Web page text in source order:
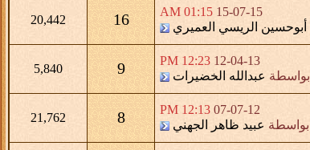
15-07-15
01:15 AM
أبوحسين الريسي العميري 16
20,442
12-04-13
12:23 PM
بواسطة عبدالله الخضيرات 9
5,840
07-07-12
12:13 PM
بواسطة عبيد ظاهر الجهني 8
21,762